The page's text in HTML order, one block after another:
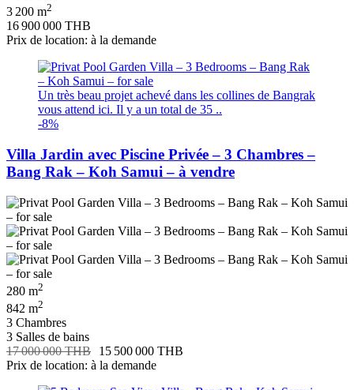
3 200 m2
16 900 000 THB
Prix de location: à la demande
Un très beau projet achevé dans les collines de Bangrak
vous attend ici. Il y a un total de 35 ..
-8%
Villa Jardin avec Piscine Privée – 3 Chambres –
Bang Rak – Koh Samui – à vendre
280 m2
842 m2
3 Chambres
3 Salles de bains
17 000 000 THB
15 500 000 THB
Prix de location: à la demande